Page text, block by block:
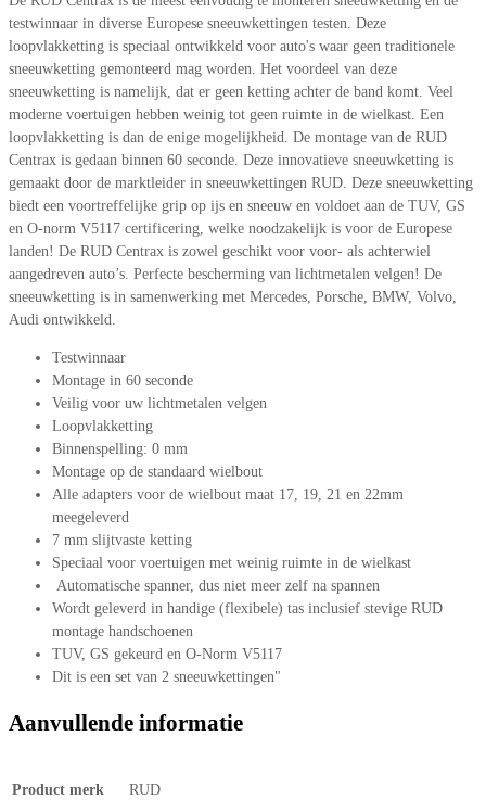
testwinnaar in diverse Europese sneeuwkettingen testen. Deze
loopvlakketting is speciaal ontwikkeld voor auto's waar geen traditionele
sneeuwketting gemonteerd mag worden. Het voordeel van deze
sneeuwketting is namelijk, dat er geen ketting achter de band komt. Veel
moderne voertuigen hebben weinig tot geen ruimte in de wielkast. Een
loopvlakketting is dan de enige mogelijkheid. De montage van de RUD
Centrax is gedaan binnen 60 seconde. Deze innovatieve sneeuwketting is
gemaakt door de marktleider in sneeuwkettingen RUD. Deze sneeuwketting
biedt een voortreffelijke grip op ijs en sneeuw en voldoet aan de TUV, GS
en O-norm V5117 certificering, welke noodzakelijk is voor de Europese
landen! De RUD Centrax is zowel geschikt voor voor- als achterwiel
aangedreven auto’s. Perfecte bescherming van lichtmetalen velgen! De
sneeuwketting is in samenwerking met Mercedes, Porsche, BMW, Volvo,
Audi ontwikkeld.
Testwinnaar
Montage in 60 seconde
Veilig voor uw lichtmetalen velgen
Loopvlakketting
Binnenspelling: 0 mm
Montage op de standaard wielbout
Alle adapters voor de wielbout maat 17, 19, 21 en 22mm
meegeleverd
7 mm slijtvaste ketting
Speciaal voor voertuigen met weinig ruimte in de wielkast
Automatische spanner, dus niet meer zelf na spannen
Wordt geleverd in handige (flexibele) tas inclusief stevige RUD
montage handschoenen
TUV, GS gekeurd en O-Norm V5117
Dit is een set van 2 sneeuwkettingen"
Aanvullende informatie
Product merk RUD